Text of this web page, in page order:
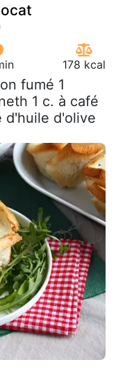
178 kcal
fumé 1
1 c. à café
d'huile d'olive